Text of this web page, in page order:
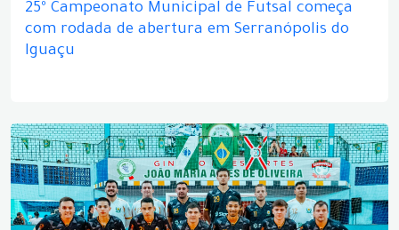
25º Campeonato Municipal de Futsal começa
com rodada de abertura em Serranópolis do
Iguaçu